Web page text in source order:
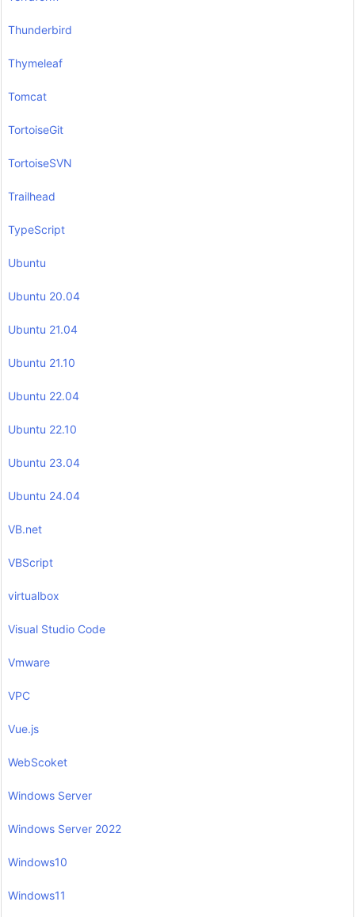
Thunderbird
Thymeleaf
Tomcat
TortoiseGit
TortoiseSVN
Trailhead
TypeScript
Ubuntu
Ubuntu 20.04
Ubuntu 21.04
Ubuntu 21.10
Ubuntu 22.04
Ubuntu 22.10
Ubuntu 23.04
Ubuntu 24.04
VB.net
VBScript
virtualbox
Visual Studio Code
Vmware
VPC
Vue.js
WebScoket
Windows Server
Windows Server 2022
Windows10
Windows11